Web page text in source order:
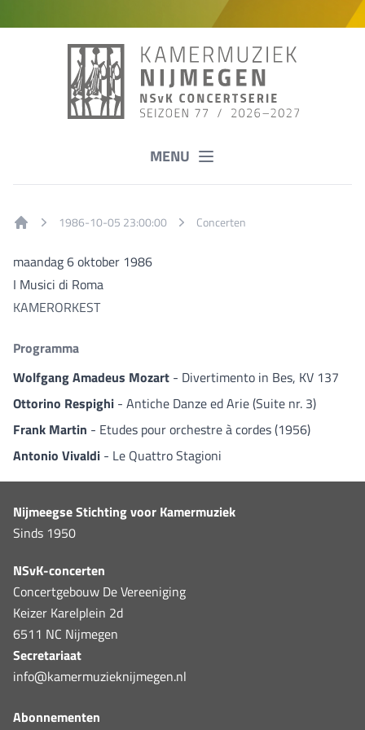
MENU
1986-10-05 23:00:00 Concerten
maandag 6 oktober 1986
I Musici di Roma
KAMERORKEST
Programma
Wolfgang Amadeus Mozart - Divertimento in Bes, KV 137
Ottorino Respighi - Antiche Danze ed Arie (Suite nr. 3)
Frank Martin - Etudes pour orchestre à cordes (1956)
Antonio Vivaldi - Le Quattro Stagioni
Nijmeegse Stichting voor Kamermuziek
Sinds 1950
NSvK-concerten
Concertgebouw De Vereeniging
Keizer Karelplein 2d
6511 NC Nijmegen
Secretariaat
info@kamermuzieknijmegen.nl
Abonnementen